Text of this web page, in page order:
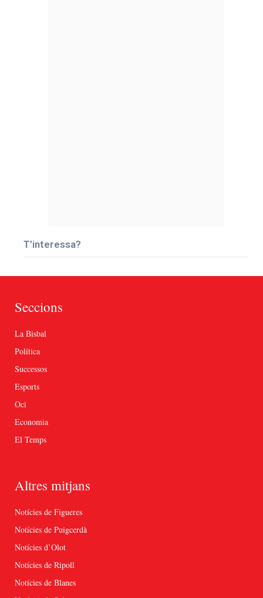
T’interessa?
Seccions
La Bisbal
Política
Successos
Esports
Oci
Economia
El Temps
Altres mitjans
Notícies de Figueres
Notícies de Puigcerdà
Notícies d’Olot
Notícies de Ripoll
Notícies de Blanes